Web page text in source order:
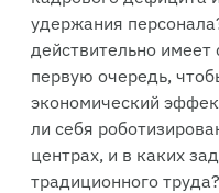
удержания
действительно
первую очередь,
экономический
ли себя
центрах, и в каких
традиционного труда?